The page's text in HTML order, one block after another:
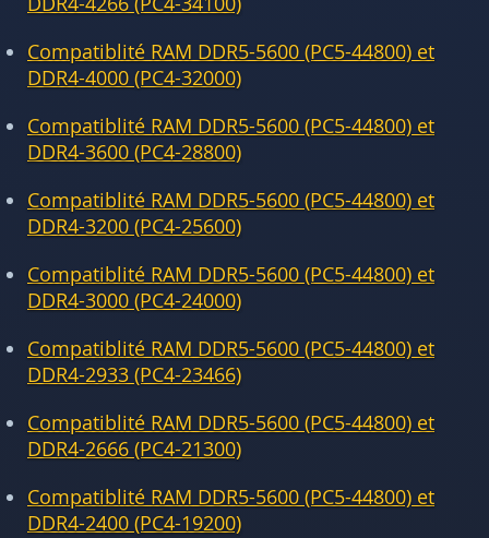
Compatiblité RAM DDR5-5600 (PC5-44800) et
DDR4-4000 (PC4-32000)
Compatiblité RAM DDR5-5600 (PC5-44800) et
DDR4-3600 (PC4-28800)
Compatiblité RAM DDR5-5600 (PC5-44800) et
DDR4-3200 (PC4-25600)
Compatiblité RAM DDR5-5600 (PC5-44800) et
DDR4-3000 (PC4-24000)
Compatiblité RAM DDR5-5600 (PC5-44800) et
DDR4-2933 (PC4-23466)
Compatiblité RAM DDR5-5600 (PC5-44800) et
DDR4-2666 (PC4-21300)
Compatiblité RAM DDR5-5600 (PC5-44800) et
DDR4-2400 (PC4-19200)